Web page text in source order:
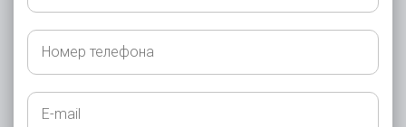
Вам
обращаться?
Номер
телефона
E-
mail